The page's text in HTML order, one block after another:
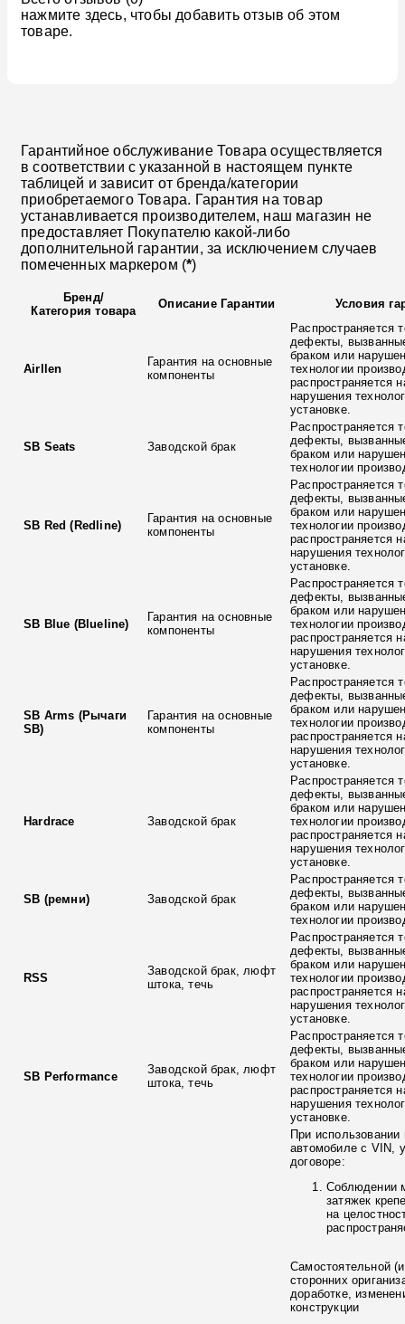
нажмите здесь, чтобы добавить отзыв об этом
товаре.
Гарантийное обслуживание Товара осуществляется
в соответствии с указанной в настоящем пункте
таблицей и зависит от бренда/категории
приобретаемого Товара. Гарантия на товар
устанавливается производителем, наш магазин не
предоставляет Покупателю какой-либо
дополнительной гарантии, за исключением случаев
помеченных маркером (*)
Бренд/
Категория товара
Описание Гарантии Условия
Airllen
Гарантия на основные
компоненты
Распространяется
дефекты,
браком или
технологии
распространяется
нарушения
установке.
SB Seats Заводской брак
Распространяется
дефекты,
браком или
технологии
SB Red (Redline)
Гарантия на основные
компоненты
Распространяется
дефекты,
браком или
технологии
распространяется
нарушения
установке.
SB Blue (Blueline)
Гарантия на основные
компоненты
Распространяется
дефекты,
браком или
технологии
распространяется
нарушения
установке.
SB Arms (Рычаги
SB)
Гарантия на основные
компоненты
Распространяется
дефекты,
браком или
технологии
распространяется
нарушения
установке.
Hardrace Заводской брак
Распространяется
дефекты,
браком или
технологии
распространяется
нарушения
установке.
SB (ремни) Заводской брак
Распространяется
дефекты,
браком или
технологии
RSS
Заводской брак, люфт
штока, течь
Распространяется
дефекты,
браком или
технологии
распространяется
нарушения
установке.
SB Performance
Заводской брак, люфт
штока, течь
Распространяется
дефекты,
браком или
технологии
распространяется
нарушения
установке.
При использовании
автомобиле с VIN,
договоре:
Соблюдении
затяжек
на
Самостоятельной
сторонних
доработке,
конструкции